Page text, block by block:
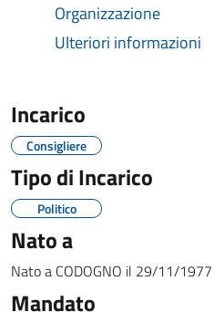
Organizzazione
Ulteriori informazioni
Incarico
Consigliere
Tipo di Incarico
Politico
Nato a
Nato a CODOGNO il 29/11/1977
Mandato